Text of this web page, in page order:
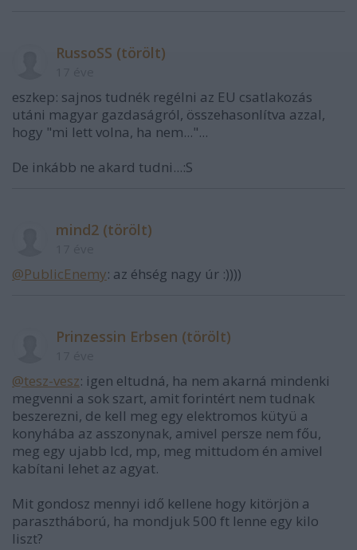
RussoSS (törölt)
eszkep: sajnos tudnék regélni az EU csatlakozás
utáni magyar gazdaságról, összehasonlítva azzal,
hogy "mi lett volna, ha nem..."...
De inkább ne akard tudni...:S
mind2 (törölt)
@PublicEnemy: az éhség nagy úr :))))
Prinzessin Erbsen (törölt)
@tesz-vesz: igen eltudná, ha nem akarná mindenki
megvenni a sok szart, amit forintért nem tudnak
beszerezni, de kell meg egy elektromos kütyü a
konyhába az asszonynak, amivel persze nem főu,
meg egy ujabb lcd, mp, meg mittudom én amivel
kabítani lehet az agyat.
Mit gondosz mennyi idő kellene hogy kitörjön a
parasztháború, ha mondjuk 500 ft lenne egy kilo
liszt?